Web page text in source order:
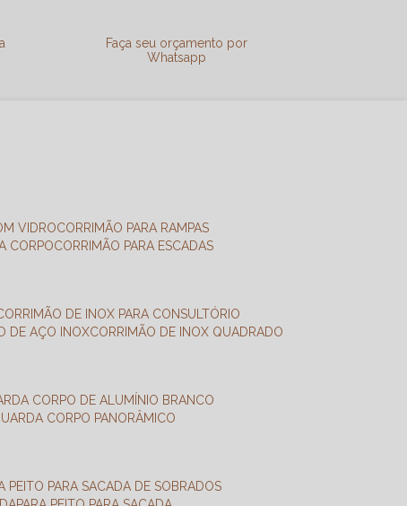
Faça seu orçamento por
Whatsapp
VIDRO
CORRIMÃO PARA RAMPAS
CORPO
CORRIMÃO PARA ESCADAS
CORRIMÃO DE INOX PARA CONSULTÓRIO
DE AÇO INOX
CORRIMÃO DE INOX QUADRADO
CORPO DE ALUMÍNIO BRANCO
GUARDA CORPO PANORÂMICO
PEITO PARA SACADA DE SOBRADOS